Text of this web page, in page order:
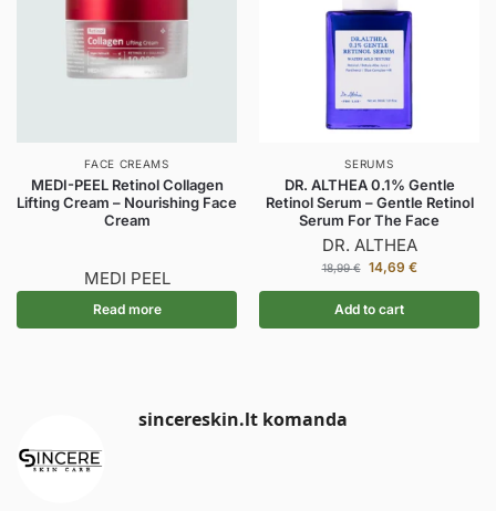
FACE CREAMS
MEDI-PEEL Retinol Collagen
Lifting Cream – Nourishing Face
Cream
MEDI PEEL
Read more
SERUMS
DR. ALTHEA 0.1% Gentle
Retinol Serum – Gentle Retinol
Serum For The Face
DR. ALTHEA
18,99€ 14,69 €
Add to cart
sincereskin.lt komanda